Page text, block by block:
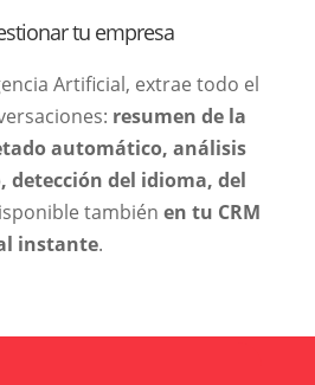
tu empresa
Artificial, extrae todo el
resumen de la
automático, análisis
detección del idioma, del
tambiénen tu CRM
instante.